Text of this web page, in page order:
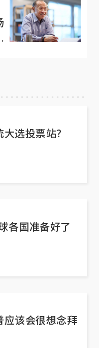
大选投票站？
各国准备好了
该会很想念拜